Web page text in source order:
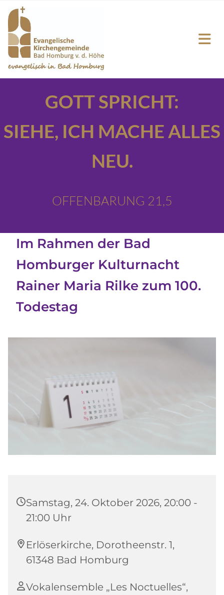
GOTT SPRICHT:
SIEHE, ICH MACHE ALLES
NEU.
OFFENBARUNG 21,5
Im Rahmen der Bad
Homburger Kulturnacht
Rainer Maria Rilke zum 100.
Todestag
Samstag, 24. Oktober 2026, 20:00 -
21:00 Uhr
Erlöserkirche, Dorotheenstr. 1,
61348 Bad Homburg
Vokalensemble „Les Noctuelles“,